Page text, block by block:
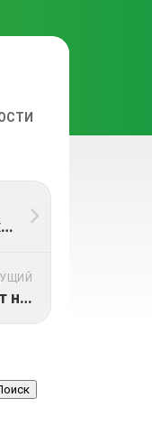
Влияние длительных диет на эндокринную систему
Как возраст влияет на плотность костей